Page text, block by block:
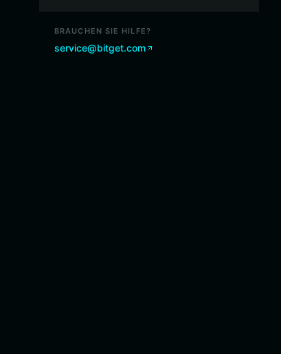
BRAUCHEN SIE HILFE?
service@bitget.com